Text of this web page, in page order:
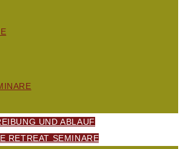
UND ABLAUF
RETREAT SEMINARE